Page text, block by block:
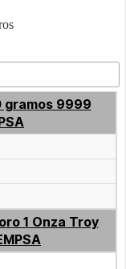
gramos 9999
1 Onza Troy